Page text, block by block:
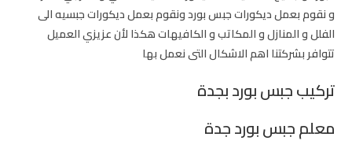
و نقوم بعمل ديكورات جبس بورد ونقوم بعمل ديكورات جبسيه الى
الفلل و المنازل و المكاتب و الكافيهات هكذا لأن عزيزي العميل
تتوافر بشركتنا اهم الاشكال التى نعمل بها
تركيب جبس بورد بجدة
معلم جبس بورد جدة